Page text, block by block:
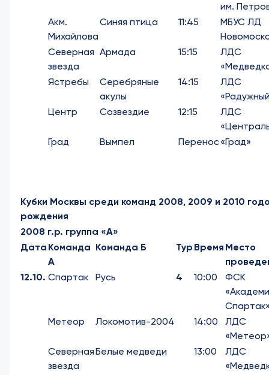
им.
Акм.
Михайлова
Синяя птица 11:45
МБУС ЛД
Северная
звезда
Армада 15:15
ЛДС
Ястребы
Серебряные
акулы
14:15
ЛДС
Центр
Созвездие 12:15
ЛДС
Град
Вымпел Перенос«Град»
Кубки Москвы среди команд 2008, 2009 и 2010
рождения
2008 г.р. группа «А»
Дата Команда
А
Команда Б Тур Время Место
12.10. Спартак Русь 4 10:00
ФСК
Метеор
Локомотив-2004 14:00
ЛДС
Северная
звезда
Белые медведи 13:00
ЛДС